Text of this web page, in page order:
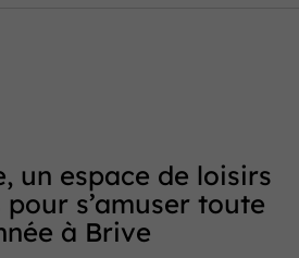
un espace de loisirs
s’amuser toute
à Brive